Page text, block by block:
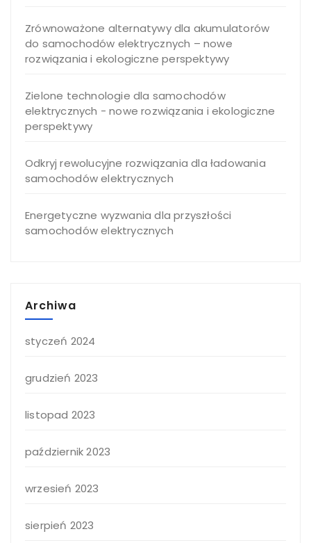
Zrównoważone alternatywy dla akumulatorów
do samochodów elektrycznych – nowe
rozwiązania i ekologiczne perspektywy
Zielone technologie dla samochodów
elektrycznych - nowe rozwiązania i ekologiczne
perspektywy
Odkryj rewolucyjne rozwiązania dla ładowania
samochodów elektrycznych
Energetyczne wyzwania dla przyszłości
samochodów elektrycznych
Archiwa
styczeń 2024
grudzień 2023
listopad 2023
październik 2023
wrzesień 2023
sierpień 2023